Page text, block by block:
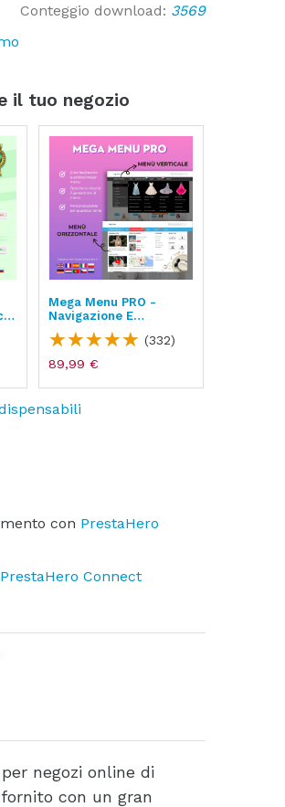
Conteggio download: 3569
il tuo negozio
Mega Menu PRO -
Navigazione E
Generatore Di Menu
(332)
89,99 €
con PrestaHero
PrestaHero Connect
negozi online di
con un gran